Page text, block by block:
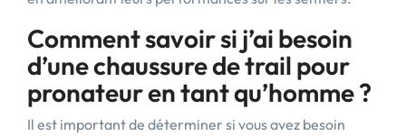
Comment savoir si j’ai besoin
d’une chaussure de trail pour
pronateur en tant qu’homme ?
Il est important de déterminer si vous avez besoin